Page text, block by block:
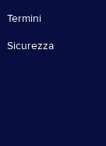
Termini
Sicurezza